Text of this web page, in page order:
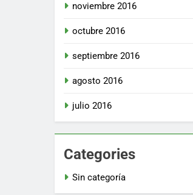
noviembre 2016
octubre 2016
septiembre 2016
agosto 2016
julio 2016
Categories
Sin categoría